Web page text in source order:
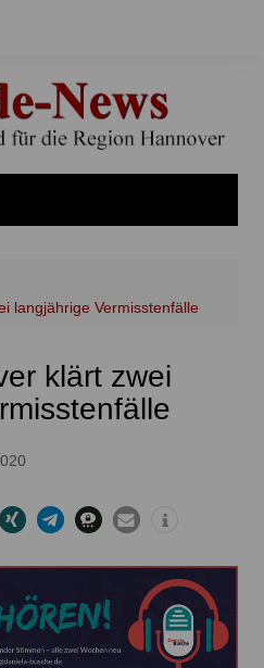
langjährige Vermisstenfälle
klärt zwei